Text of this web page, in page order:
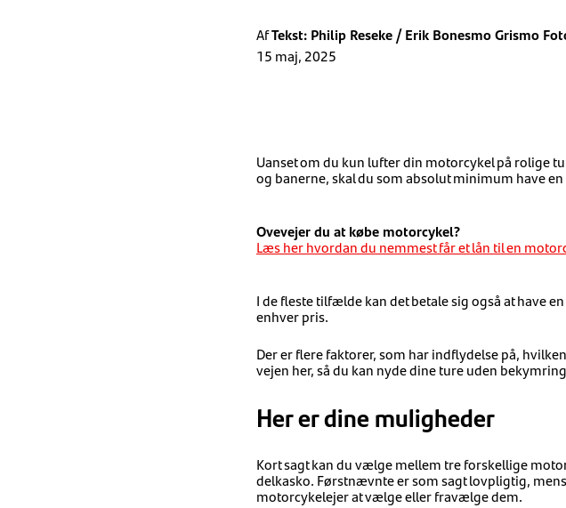
AfTekst: Philip Reseke / Erik Bonesmo Grismo
15 maj, 2025
Uanset om du kun lufter din motorcykel på rolige
og banerne, skal du som absolut minimum have
Ovevejer du at købe motorcykel?
Læs her hvordan du nemmest får et lån til en
I de fleste tilfælde kan det betale sig også at have
enhver pris.
Der er flere faktorer, som har indflydelse på,
vejen her, så du kan nyde dine ture uden
Her er dine muligheder
Kort sagt kan du vælge mellem tre forskellige
delkasko. Førstnævnte er som sagt lovpligtig,
motorcykelejer at vælge eller fravælge dem.